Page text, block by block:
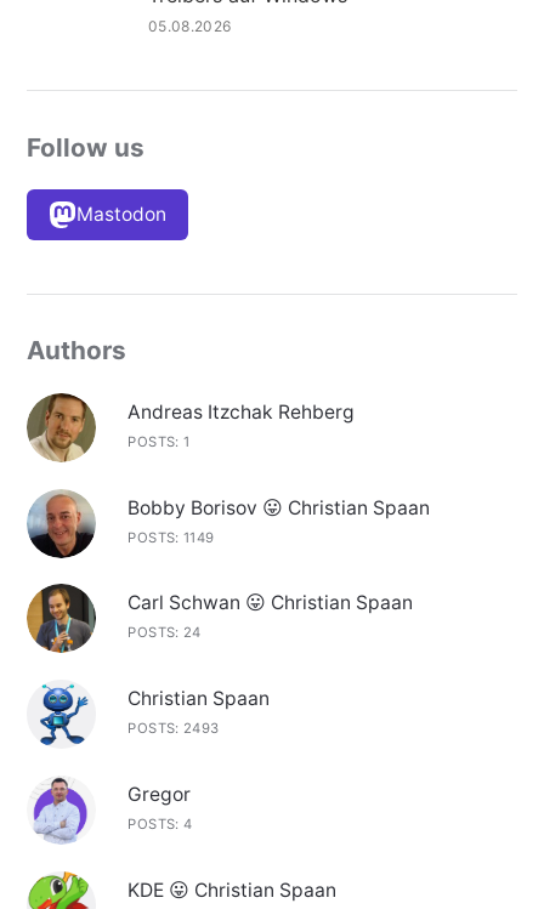
05.08.2026
Follow us
Mastodon
Authors
Andreas Itzchak Rehberg
POSTS: 1
Bobby Borisov 😛 Christian Spaan
POSTS: 1149
Carl Schwan 😛 Christian Spaan
POSTS: 24
Christian Spaan
POSTS: 2493
Gregor
POSTS: 4
KDE 😛 Christian Spaan